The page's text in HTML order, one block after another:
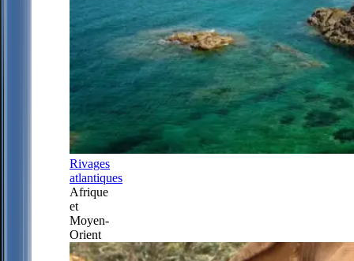
Rivages
atlantiques
Afrique
et
Moyen-
Orient